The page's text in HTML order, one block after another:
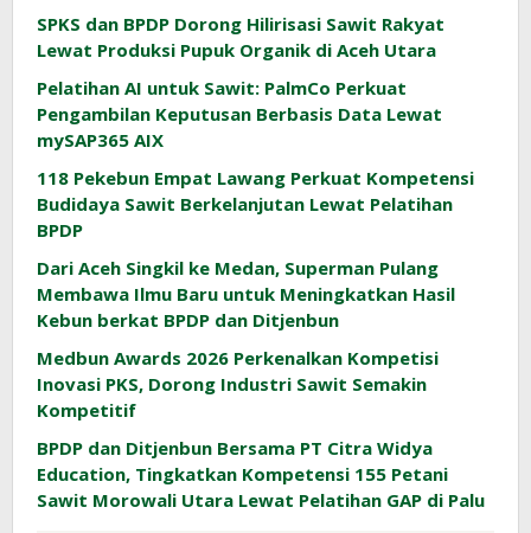
SPKS dan BPDP Dorong Hilirisasi Sawit Rakyat
Lewat Produksi Pupuk Organik di Aceh Utara
Pelatihan AI untuk Sawit: PalmCo Perkuat
Pengambilan Keputusan Berbasis Data Lewat
mySAP365 AIX
118 Pekebun Empat Lawang Perkuat Kompetensi
Budidaya Sawit Berkelanjutan Lewat Pelatihan
BPDP
Dari Aceh Singkil ke Medan, Superman Pulang
Membawa Ilmu Baru untuk Meningkatkan Hasil
Kebun berkat BPDP dan Ditjenbun
Medbun Awards 2026 Perkenalkan Kompetisi
Inovasi PKS, Dorong Industri Sawit Semakin
Kompetitif
BPDP dan Ditjenbun Bersama PT Citra Widya
Education, Tingkatkan Kompetensi 155 Petani
Sawit Morowali Utara Lewat Pelatihan GAP di Palu